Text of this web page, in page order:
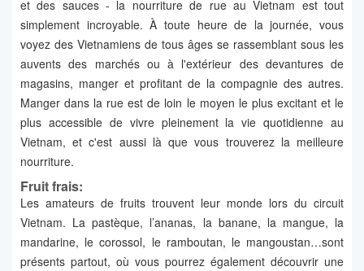
et des sauces - la nourriture de rue au Vietnam est tout
simplement incroyable. À toute heure de la journée, vous
voyez des Vietnamiens de tous âges se rassemblant sous les
auvents des marchés ou à l'extérieur des devantures de
magasins, manger et profitant de la compagnie des autres.
Manger dans la rue est de loin le moyen le plus excitant et le
plus accessible de vivre pleinement la vie quotidienne au
Vietnam, et c'est aussi là que vous trouverez la meilleure
nourriture.
Fruit frais:
Les amateurs de fruits trouvent leur monde lors du circuit
Vietnam. La pastèque, l’ananas, la banane, la mangue, la
mandarine, le corossol, le ramboutan, le mangoustan…sont
présents partout, où vous pourrez également découvrir une